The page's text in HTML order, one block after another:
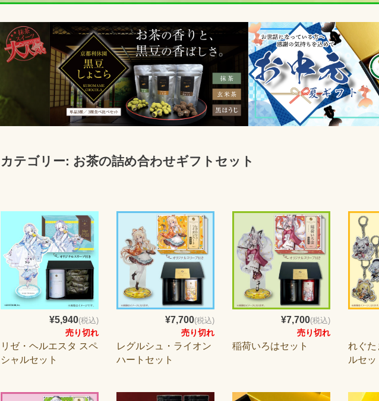
カテゴリー: お茶の詰め合わせギフトセット
¥5,940(税込)
売り切れ
リゼ・ヘルエスタ スペ
シャルセット
¥7,700(税込)
売り切れ
レグルシュ・ライオン
ハートセット
¥7,700(税込)
売り切れ
稲荷いろはセット
れぐた
ルセッ